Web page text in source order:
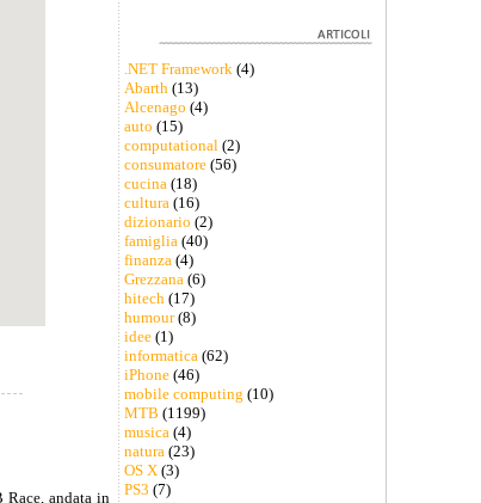
andata in
.NET Framework(4)
Abarth(13)
Alcenago (4)
auto (15)
computational(2)
consumatore(56)
cucina(18)
cultura(16)
dizionario (2)
famiglia(40)
finanza(4)
Grezzana(6)
hitech(17)
humour(8)
idee(1)
informatica(62)
iPhone(46)
mobile computing (10)
MTB (1199)
musica(4)
natura(23)
OS X(3)
PS3 (7)